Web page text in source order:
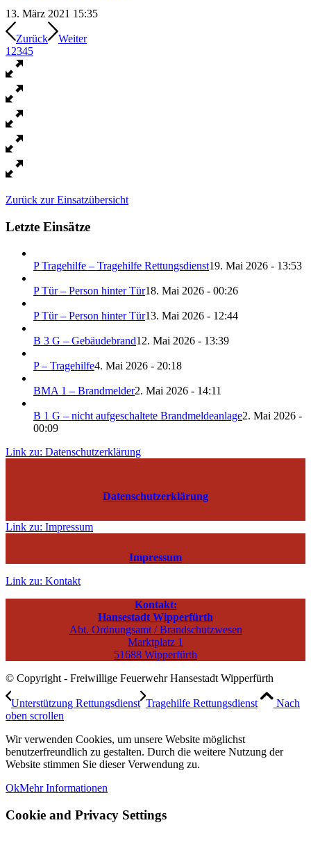
13. März 2021 15:35
Zurück
Weiter
1 2345
Zurück zur Einsatzübersicht
Letzte Einsätze
P Tragehilfe – Tragehilfe Rettungsdienst19. Mai 2026 - 13:53
P Tür – Person hinter Tür18. Mai 2026 - 00:26
P Tür – Person hinter Tür13. Mai 2026 - 12:44
B 3 G – Gebäudebrand12. Mai 2026 - 13:39
P – Tragehilfe4. Mai 2026 - 20:18
BMA 1 – Brandmelder2. Mai 2026 - 14:11
B 1 G – nicht aufgeschaltete Brandmeldeanlage2. Mai 2026 -
00:09
Link zu: Datenschutzerklärung
Datenschutzerklärung
Link zu: Impressum
Impressum
Link zu: Kontakt
Kontakt:
Hansestadt Wipperfürth
Abt. Ordnungsamt / Brandschutzwesen
Marktplatz 1
51688 Wipperfürth
© Copyright - Freiwillige Feuerwehr Hansestadt Wipperfürth
Unterstützung Rettungsdienst Tragehilfe Rettungsdienst
Nach
oben scrollen
Wir verwenden Cookies, um unsere Website möglichst
benutzerfreundlich zu gestalten. Durch die weitere Nutzung der
Website stimmen Sie dieser Verwendung zu.
OkMehr Informationen
Cookie and Privacy Settings